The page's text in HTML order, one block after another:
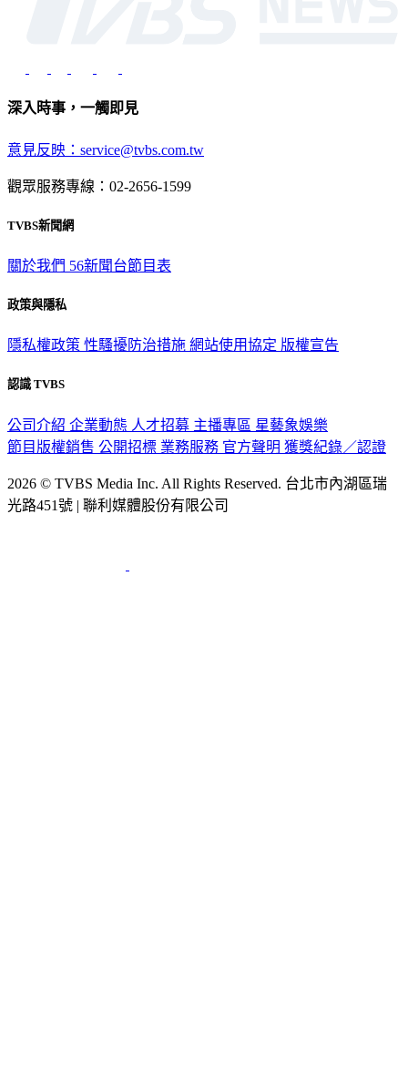
深入時事，一觸即見
意見反映：service@tvbs.com.tw
觀眾服務專線：02-2656-1599
TVBS新聞網
關於我們 56新聞台節目表
政策與隱私
隱私權政策 性騷擾防治措施 網站使用協定 版權宣告
認識 TVBS
公司介紹 企業動態 人才招募 主播專區 星藝象娛樂
節目版權銷售 公開招標 業務服務 官方聲明 獲獎紀錄／認證
2026 © TVBS Media Inc. All Rights Reserved. 台北市內湖區瑞
光路451號 | 聯利媒體股份有限公司